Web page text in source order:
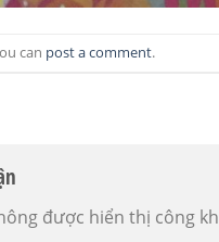
can post a comment.
được hiển thị công